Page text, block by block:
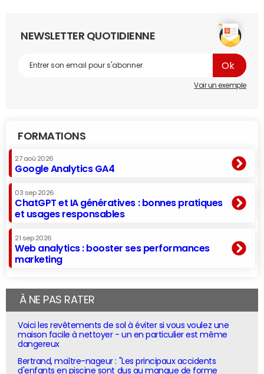
NEWSLETTER QUOTIDIENNE
Voir un exemple
FORMATIONS
27 aoû 2026
Google Analytics GA4
03 sep 2026
ChatGPT et IA génératives : bonnes pratiques
et usages responsables
21 sep 2026
Web analytics : booster ses performances
marketing
À NE PAS RATER
Voici les revêtements de sol à éviter si vous voulez une
maison facile à nettoyer - un en particulier est même
dangereux
Bertrand, maître-nageur : "Les principaux accidents
d'enfants en piscine sont dus au manque de forme